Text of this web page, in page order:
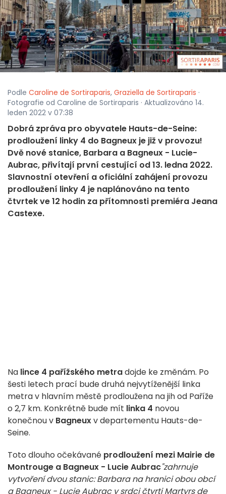
Podle Caroline de Sortiraparis, Graziella de Sortiraparis ·
Fotografie od Caroline de Sortiraparis · Aktualizováno 14.
leden 2022 v 07:38
Dobrá zpráva pro obyvatele Hauts-de-Seine:
prodloužení linky 4 do Bagneux je již v provozu!
Dvě nové stanice, Barbara a Bagneux - Lucie-
Aubrac, přivítají první cestující od 13. ledna 2022.
Slavnostní otevření a oficiální zahájení provozu
prodloužení linky 4 je naplánováno na tento
čtvrtek ve 12 hodin za přítomnosti premiéra Jeana
Castexe.
Na lince 4 pařížského metradojde ke změnám. Po
šesti letech prací bude druhá nejvytíženější linka
metra v hlavním městě prodloužena na jih od Paříže
o 2,7 km. Konkrétně bude mít linka 4 novou
konečnou v Bagneuxv departementu Hauts-de-
Seine.
Toto dlouho očekávané prodloužení mezi Mairie de
Montrouge a Bagneux - Lucie Aubrac"zahrnuje
vytvoření dvou stanic: Barbara na hranici obou obcí
a Bagneux - Lucie Aubrac v srdci čtvrti Martyrs de